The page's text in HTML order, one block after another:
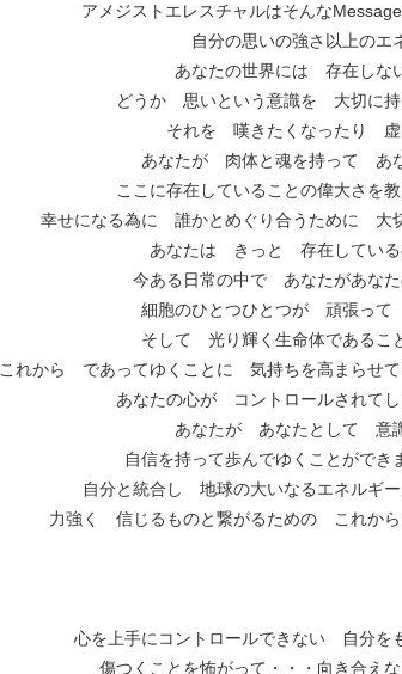
アメジストエレスチャルはそんな
自分の思いの強さ以上の
あなたの世界には 存在しな
どうか 思いという意識を 大切に持
それを 嘆きたくなったり 虚
あなたが 肉体と魂を持って あ
ここに存在していることの偉大さを
幸せになる為に 誰かとめぐり合うために 大
あなたは きっと 存在している
今ある日常の中で あなたがあなた
細胞のひとつひとつが 頑張って
そして 光り輝く生命体であるこ
これから であってゆくことに 気持ちを高まらせ
あなたの心が コントロールされてし
あなたが あなたとして 意
自信を持って歩んでゆくことができ
自分と統合し 地球の大いなるエネルギ
力強く 信じるものと繋がるための これから
心を上手にコントロールできない 自分を
傷つくことを怖がって・・・向き合え